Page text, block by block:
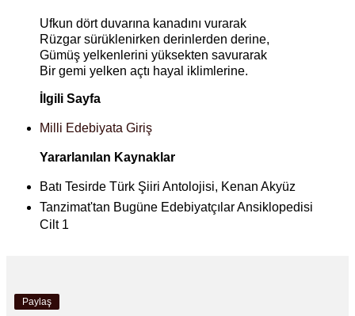
Ufkun dört duvarına kanadını vurarak
Rüzgar sürüklenirken derinlerden derine,
Gümüş yelkenlerini yüksekten savurarak
Bir gemi yelken açtı hayal iklimlerine.
İlgili Sayfa
Milli Edebiyata Giriş
Yararlanılan Kaynaklar
Batı Tesirde Türk Şiiri Antolojisi, Kenan Akyüz
Tanzimat'tan Bugüne Edebiyatçılar Ansiklopedisi
Cilt 1
Paylaş